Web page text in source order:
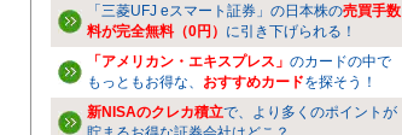
「三菱UFJ eスマート証券」の日本株の売買手数
料が完全無料（0円） に引き下げられる！
「アメリカン・エキスプレス」 のカードの中で
もっともお得な、 おすすめカードを探そう！
新NISAのクレカ積立で、より多くのポイントが